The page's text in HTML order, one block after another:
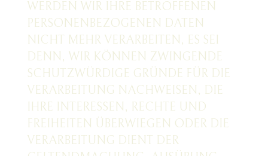
WERDEN WIR IHRE BETROFFENEN
PERSONENBEZOGENEN DATEN
NICHT MEHR VERARBEITEN, ES SEI
DENN, WIR KÖNNEN ZWINGENDE
SCHUTZWÜRDIGE GRÜNDE FÜR DIE
VERARBEITUNG NACHWEISEN, DIE
IHRE INTERESSEN, RECHTE UND
FREIHEITEN ÜBERWIEGEN ODER DIE
VERARBEITUNG DIENT DER